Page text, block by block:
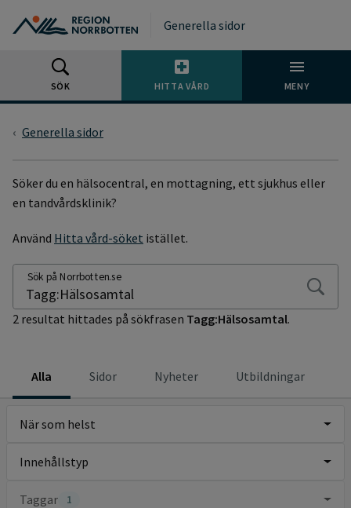
Generella sidor
SÖK HITTA VÅRD MENY
Generella sidor
SÖKSIDA
Söker du en hälsocentral, en mottagning, ett sjukhus eller
en tandvårdsklinik?
Använd Hitta vård-söket istället.
Sök på Norrbotten.se
2 resultat hittades på sökfrasen Tagg:Hälsosamtal.
Alla Sidor Nyheter Utbildningar
När som helst
Innehållstyp
Taggar 1